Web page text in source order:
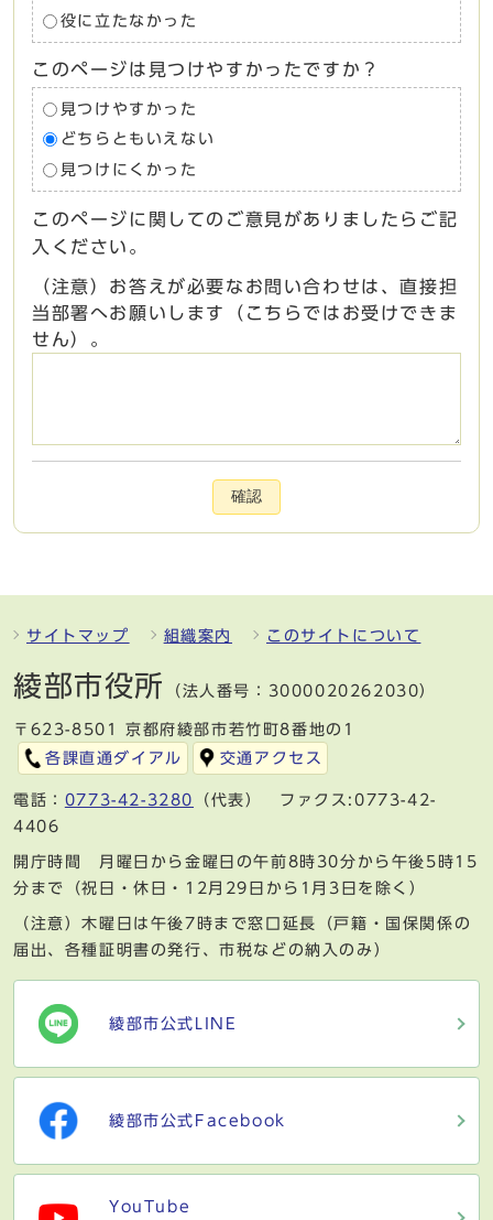
役に立たなかった
このページは見つけやすかったですか？
見つけやすかった
どちらともいえない
見つけにくかった
このページに関してのご意見がありましたらご記
入ください。
（注意）お答えが必要なお問い合わせは、直接担
当部署へお願いします（こちらではお受けできま
せん）。
確認
サイトマップ 組織案内 このサイトについて
綾部市役所 （法人番号：3000020262030）
〒623-8501 京都府綾部市若竹町8番地の1
各課直通ダイアル
交通アクセス
電話： 0773-42-3280
（代表） ファクス:0773-42-
4406
開庁時間 月曜日から金曜日の午前8時30分から午後5時15
分まで（祝日・休日・12月29日から1月3日を除く）
（注意）木曜日は午後7時まで窓口延長（戸籍・国保関係の
届出、各種証明書の発行、市税などの納入のみ）
綾部市公式LINE
綾部市公式Facebook
YouTube